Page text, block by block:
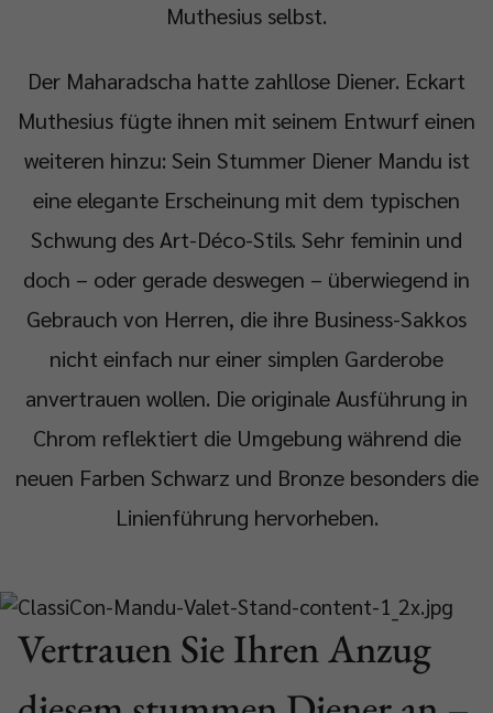
Muthesius selbst.
Der Maharadscha hatte zahllose Diener. Eckart
Muthesius fügte ihnen mit seinem Entwurf einen
weiteren hinzu: Sein Stummer Diener Mandu ist
eine elegante Erscheinung mit dem typischen
Schwung des Art-Déco-Stils. Sehr feminin und
doch – oder gerade deswegen – überwiegend in
Gebrauch von Herren, die ihre Business-Sakkos
nicht einfach nur einer simplen Garderobe
anvertrauen wollen. Die originale Ausführung in
Chrom reflektiert die Umgebung während die
neuen Farben Schwarz und Bronze besonders die
Linienführung hervorheben.
Vertrauen Sie Ihren Anzug